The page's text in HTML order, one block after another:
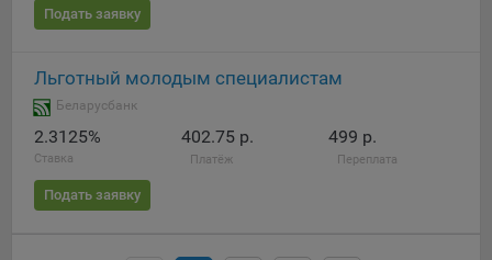
Подать заявку
Льготный молодым специалистам
Беларусбанк
2.3125%
Ставка
402.75 р.
Платёж
499 р.
Переплата
Подать заявку